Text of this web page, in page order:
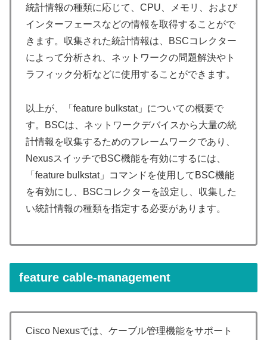
統計情報の種類に応じて、CPU、メモリ、および
インターフェースなどの情報を取得することがで
きます。収集された統計情報は、BSCコレクター
によって分析され、ネットワークの問題解決やト
ラフィック分析などに使用することができます。
以上が、「feature bulkstat」についての概要で
す。BSCは、ネットワークデバイスから大量の統
計情報を収集するためのフレームワークであり、
NexusスイッチでBSC機能を有効にするには、
「feature bulkstat」コマンドを使用してBSC機能
を有効にし、BSCコレクターを設定し、収集した
い統計情報の種類を指定する必要があります。
feature cable-management
Cisco Nexusでは、ケーブル管理機能をサポート